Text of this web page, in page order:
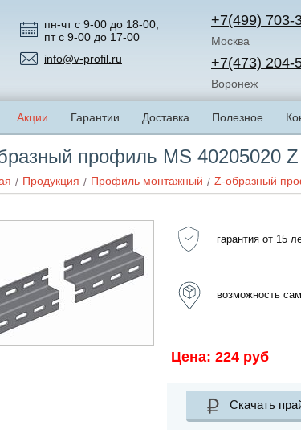
пн-чт с 9-00 до 18-00;
пт с 9-00 до 17-00
info@v-profil.ru
+7(499) 703-
Москва
+7(473) 204-
Воронеж
Акции Гарантии Доставка Полезное
профиль MS 40205020 Z
Продукция Профиль монтажный Z-образный
гарантия от 15
возможность
Цена: 224 руб
Скачать